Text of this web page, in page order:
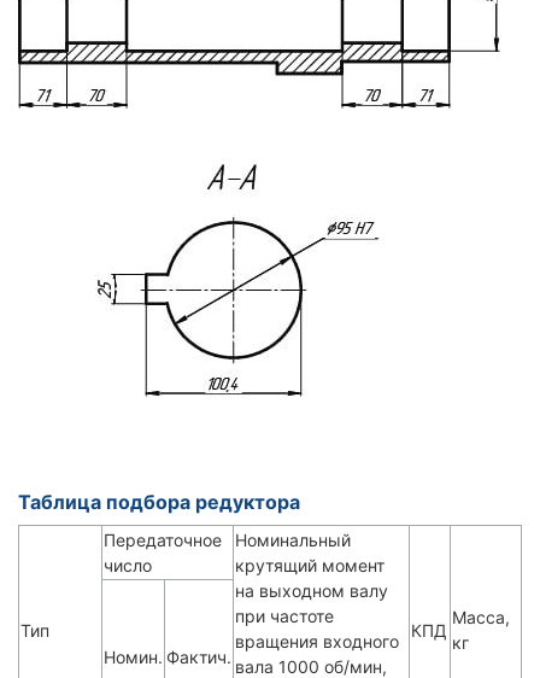
Таблица подбора редуктора
Тип
Передаточное
число
Номинальный
крутящий момент
на выходном валу
при частоте
вращения входного
вала 1000 об/мин,
КПД
Масса,
кг
Номин. Фактич.